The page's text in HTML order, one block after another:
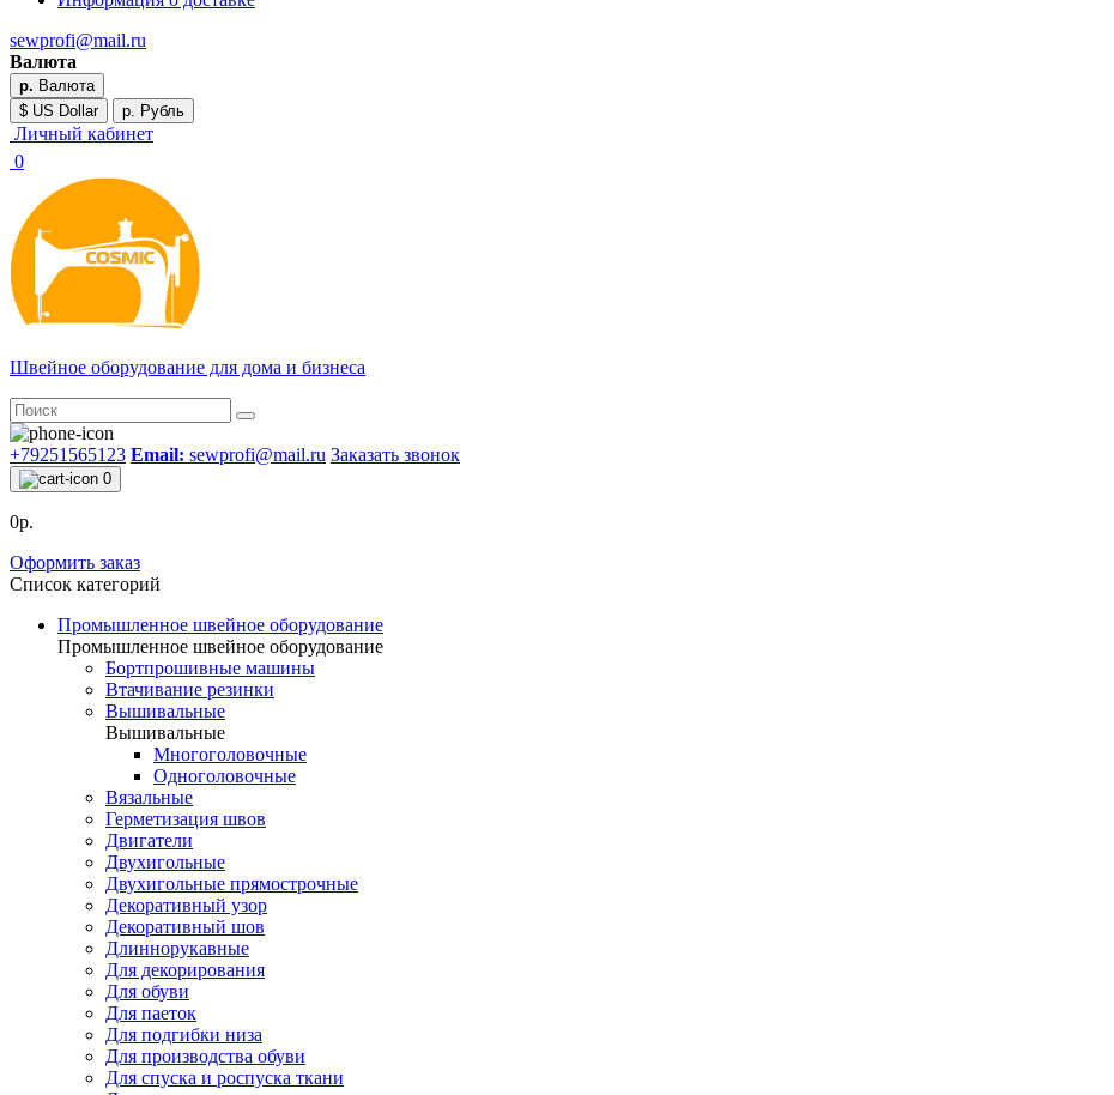
sewprofi@mail.ru
Валюта
р. Валюта
$ US Dollar
р. Рубль
Личный кабинет
0
Швейное оборудование для дома и бизнеса
+79251565123 Email: sewprofi@mail.ru Заказать звонок
0
0р.
Оформить заказ
Список категорий
Промышленное швейное оборудование
Промышленное швейное оборудование
Бортпрошивные машины
Втачивание резинки
Вышивальные
Вышивальные
Многоголовочные
Одноголовочные
Вязальные
Герметизация швов
Двигатели
Двухигольные
Двухигольные прямострочные
Декоративный узор
Декоративный шов
Длиннорукавные
Для декорирования
Для обуви
Для паеток
Для подгибки низа
Для производства обуви
Для спуска и роспуска ткани